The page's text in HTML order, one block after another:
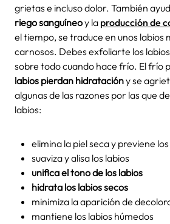
grietas e incluso dolor. También
riego sanguíneoy la producción de
el tiempo, se traduce en unos labios
carnosos. Debes exfoliarte los
sobre todo cuando hace frío. El frío
labios pierdan hidratacióny se
algunas de las razones por las que
labios:
elimina la piel seca y previene
suaviza y alisa los labios
unifica el tono de los labios
hidrata los labios secos
minimiza la aparición de
mantiene los labios húmedos